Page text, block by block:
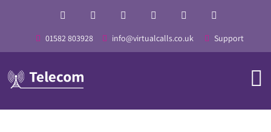
01582 803928 info@virtualcalls.co.uk Support